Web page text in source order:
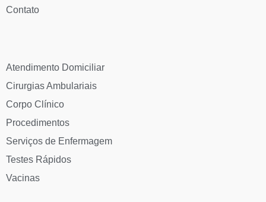
Contato
Atendimento Domiciliar
Cirurgias Ambulariais
Corpo Clínico
Procedimentos
Serviços de Enfermagem
Testes Rápidos
Vacinas